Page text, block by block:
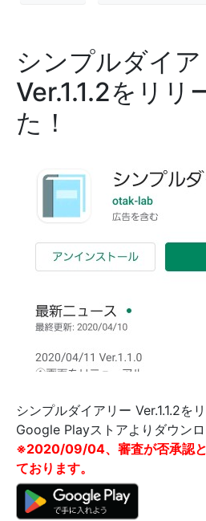
シンプルダイ
Ver.1.1.2をリリ
た！
シンプルダイアリー Ver.1.1.2を
Google Playストアよりダウンロ
※2020/09/04、審査が否承認
ております。